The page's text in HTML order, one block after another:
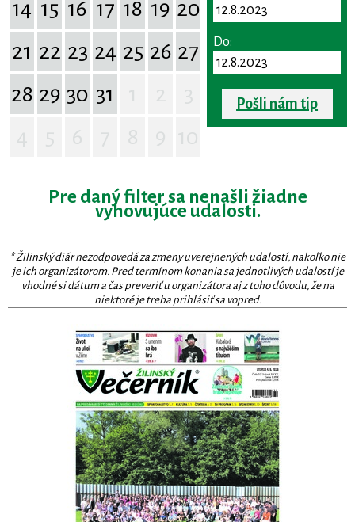
14 15 16 17 18 19 20
21 22 23 24 25 26 27
28 29 30 31
Do:
Pošli nám tip
Pre daný filter sa nenašli žiadne
vyhovujúce udalosti.
* Žilinský diár nezodpovedá za zmeny uverejnených udalostí, nakoľko nie
je ich organizátorom. Pred termínom konania sa jednotlivých udalostí je
vhodné si dátum a čas preveriť u organizátora aj z toho dôvodu, že na
niektoré je treba prihlásiť sa vopred.